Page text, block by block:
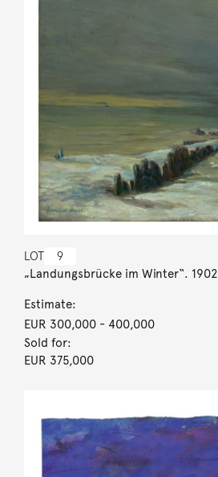
LOT 9
„Landungsbrücke im Winter“. 1902
Estimate:
EUR 300,000- 400,000
Sold for:
EUR 375,000